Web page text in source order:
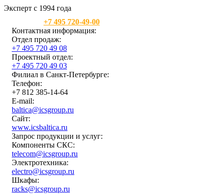
Эксперт с 1994 года
+7 495 720-49-00
Контактная информация:
Отдел продаж:
+7 495 720 49 08
Проектный отдел:
+7 495 720 49 03
Филиал в Санкт-Петербурге:
Телефон:
+7 812 385-14-64
E-mail:
baltica@icsgroup.ru
Сайт:
www.icsbaltica.ru
Запрос продукции и услуг:
Компоненты СКС:
telecom@icsgroup.ru
Электротехника:
electro@icsgroup.ru
Шкафы:
racks@icsgroup.ru